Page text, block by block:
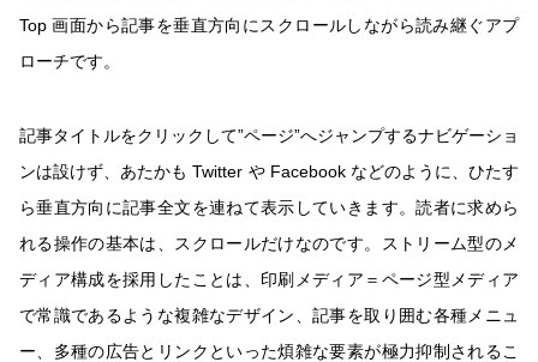
Top 画面から記事を垂直方向にスクロールしながら読み継ぐアプ
ローチです。
記事タイトルをクリックして”ページ”へジャンプするナビゲーショ
ンは設けず、あたかも Twitter や Facebook などのように、ひたす
ら垂直方向に記事全文を連ねて表示していきます。読者に求めら
れる操作の基本は、スクロールだけなのです。ストリーム型のメ
ディア構成を採用したことは、印刷メディア＝ページ型メディア
で常識であるような複雑なデザイン、記事を取り囲む各種メニュ
ー、多種の広告とリンクといった煩雑な要素が極力抑制されるこ